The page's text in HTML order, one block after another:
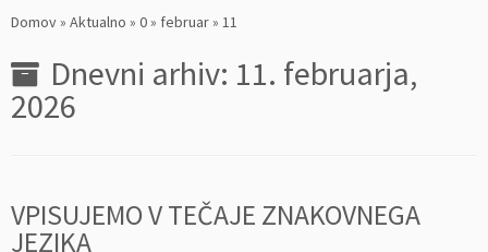
naDomov» Aktualno » 0» februar» 11
Dnevni arhiv: 11. februarja,
2026
VPISUJEMO V TEČAJE ZNAKOVNEGA
JEZIKA